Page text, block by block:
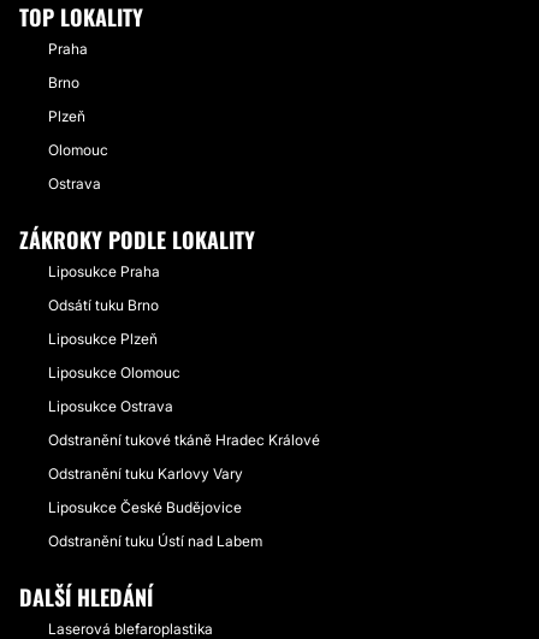
TOP LOKALITY
Praha
Brno
Plzeň
Olomouc
Ostrava
ZÁKROKY PODLE LOKALITY
Liposukce Praha
Odsátí tuku Brno
Liposukce Plzeň
Liposukce Olomouc
Liposukce Ostrava
Odstranění tukové tkáně Hradec Králové
Odstranění tuku Karlovy Vary
Liposukce České Budějovice
Odstranění tuku Ústí nad Labem
DALŠÍ HLEDÁNÍ
Laserová blefaroplastika